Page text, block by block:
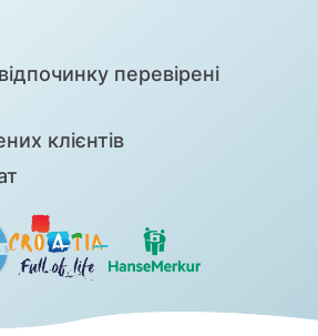
перевірені
клієнтів